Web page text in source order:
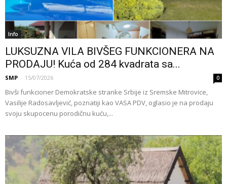
Info
LUKSUZNA VILA BIVŠEG FUNKCIONERA NA
PRODAJU! Kuća od 284 kvadrata sa...
SMP - 15/07/2026 0
Bivši funkcioner Demokratske stranke Srbije iz Sremske Mitrovice,
Vasilije Radosavljević, poznatiji kao VASA PDV, oglasio je na prodaju
svoju skupocenu porodičnu kuću,...